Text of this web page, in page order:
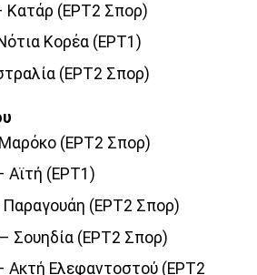
Κατάρ (ΕΡΤ2 Σπορ)
Κορέα (ΕΡΤ1)
(ΕΡΤ2 Σπορ)
(ΕΡΤ2 Σπορ)
Αϊτή (ΕΡΤ1)
Παραγουάη (ΕΡΤ2 Σπορ)
Σουηδία (ΕΡΤ2 Σπορ)
Ακτή Ελεφαντοστού (ΕΡΤ2